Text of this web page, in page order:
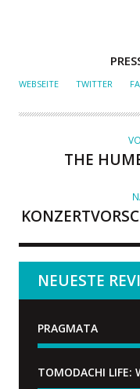
U
O
WEBSEITE TWITTER
THE
NEUESTE
PRAGMATA
TOMODACHI LIFE: